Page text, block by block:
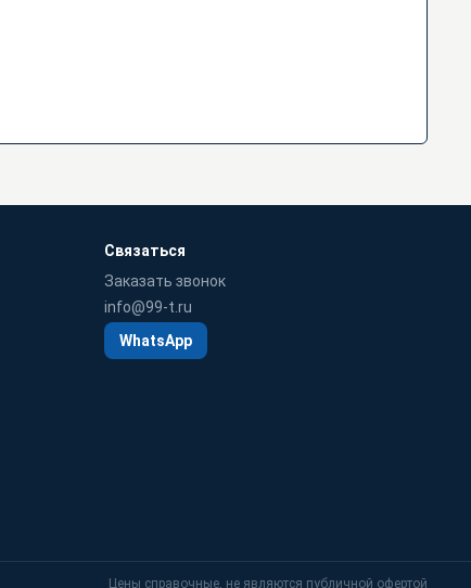
Связаться
Заказать звонок
info@99-t.ru
WhatsApp
Цены справочные, не являются публичной офертой